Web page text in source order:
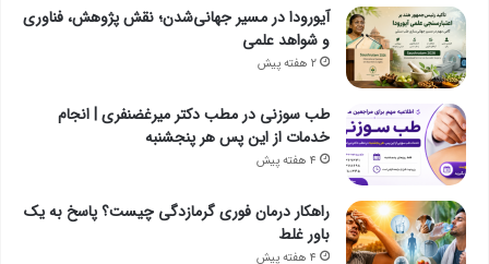
آیورودا در مسیر جهانی‌شدن؛ نقش پژوهش، فناوری
و شواهد علمی
۲ هفته پیش
طب سوزنی در مطب دکتر میرغضنفری | انجام
خدمات از این پس هر پنجشنبه
۴ هفته پیش
راهکار درمان فوری گرمازدگی چیست؟ پاسخ به یک
باور غلط
۴ هفته پیش